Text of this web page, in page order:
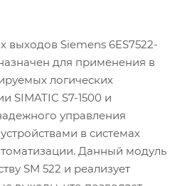
выходов Siemens 6ES7522-
для применения в
логических
SIMATIC S7-1500 и
управления
в системах
Данный модуль
SM 522 и реализует